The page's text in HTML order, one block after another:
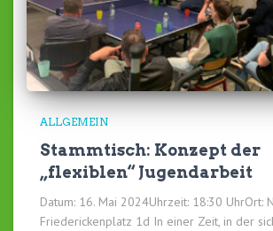
ALLGEMEIN
Stammtisch: Konzept der
„flexiblen“ Jugendarbeit
Datum: 16. Mai 2024Uhrzeit: 18:30 UhrOrt:
Friederickenplatz 1d In einer Zeit, in der